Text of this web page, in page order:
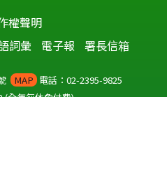
權聲明
詞彙 電子報 署長信箱
MAP 電話：02-2395-9825
(全年無休免付費)